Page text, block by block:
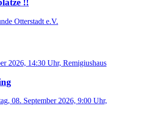
!!
Otterstadt e.V.
2026, 14:30 Uhr, Remigiushaus
08. September 2026, 9:00 Uhr,